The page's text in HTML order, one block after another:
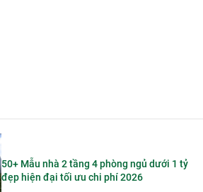
50+ Mẫu nhà 2 tầng 4 phòng ngủ dưới 1 tỷ
đẹp hiện đại tối ưu chi phí 2026